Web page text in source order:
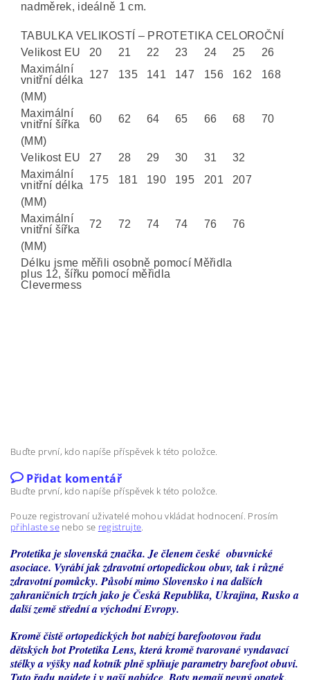
nadměrek, ideálně 1 cm.
TABULKA VELIKOSTÍ – PROTETIKA CELOROČNÍ
Velikost EU
20 21 22 23 24 25
26
Maximální
vnitřní délka
127 135 141 147 156 162
168
(MM)
Maximální
vnitřní šířka
60 62 64 65 66 68
70
(MM)
Velikost EU
27 28 29 30 31
32
Maximální
vnitřní délka
175 181 190 195 201
207
(MM)
Maximální
vnitřní šířka
72 72 74 74 76
76
(MM)
Délku jsme měřili osobně pomocí Měřidla
plus 12, šířku pomocí měřidla
Clevermess
Buďte první, kdo napíše příspěvek k této položce.
Přidat komentář
Buďte první, kdo napíše příspěvek k této položce.
Pouze registrovaní uživatelé mohou vkládat hodnocení. Prosím
přihlaste senebo se registrujte.
Protetika je slovenská značka. Je členem české obuvnické
asociace. Vyrábí jak zdravotní ortopedickou obuv, tak i různé
zdravotní pomůcky. Působí mimo Slovensko i na dalších
zahraničních trzích jako je Česká Republika, Ukrajina, Rusko a
další země střední a východní Evropy.
Kromě čistě ortopedických bot nabízí barefootovou řadu
dětských bot Protetika Lens, která kromě tvarované vyndavací
stélky a výšky nad kotník plně splňuje parametry barefoot obuvi.